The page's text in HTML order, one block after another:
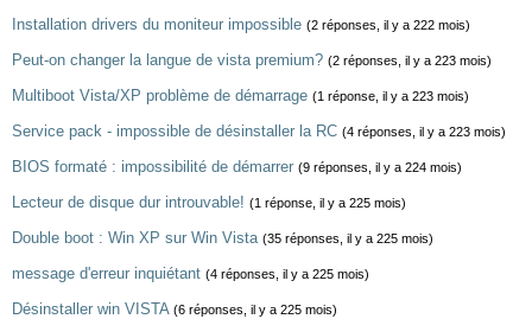
Installation drivers du moniteur impossible (2 réponses, il y a 222 mois)
Peut-on changer la langue de vista premium? (2 réponses, il y a 223 mois)
Multiboot Vista/XP problème de démarrage (1 réponse, il y a 223 mois)
Service pack - impossible de désinstaller la RC (4 réponses, il y a 223 mois)
BIOS formaté : impossibilité de démarrer (9 réponses, il y a 224 mois)
Lecteur de disque dur introuvable! (1 réponse, il y a 225 mois)
Double boot : Win XP sur Win Vista (35 réponses, il y a 225 mois)
message d'erreur inquiétant (4 réponses, il y a 225 mois)
Désinstaller win VISTA (6 réponses, il y a 225 mois)